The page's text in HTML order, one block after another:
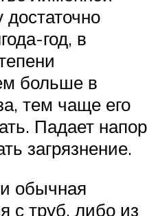
год, в
больше в
тем чаще его
Падает напор
загрязнение.
обычная
с труб, либо из